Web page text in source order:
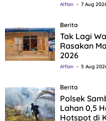
Alfian 7 Aug
Berita
Tak Lagi
Rasakan
2026
Alfian 5 Aug
Berita
Polsek
Lahan 0,5
Hotspot di